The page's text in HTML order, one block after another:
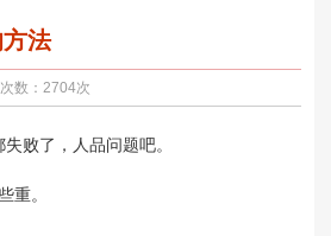
法
数： 2704次
败了，人品问题吧。
重。